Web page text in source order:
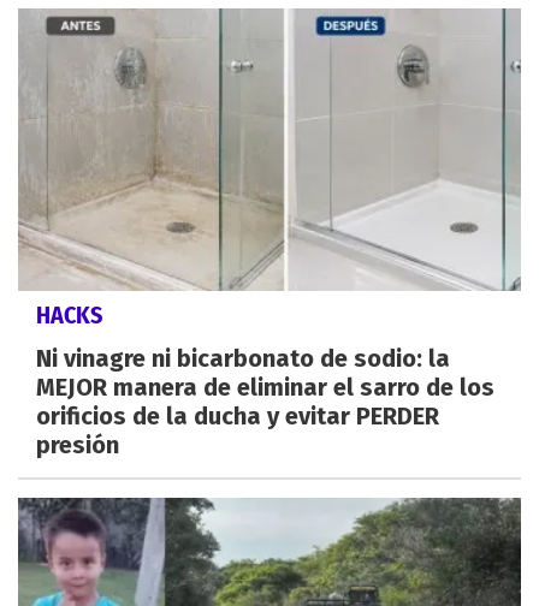
HACKS
Ni vinagre ni bicarbonato de sodio: la
MEJOR manera de eliminar el sarro de los
orificios de la ducha y evitar PERDER
presión